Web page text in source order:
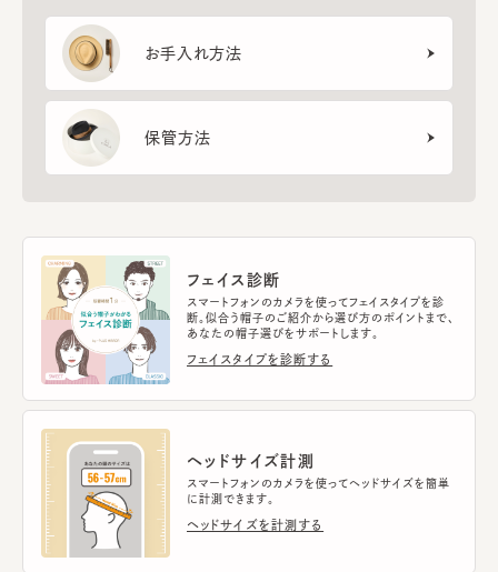
お手入れ方法
保管方法
フェイス診断
スマートフォンのカメラを使ってフェイスタイプを診
断。似合う帽子のご紹介から選び方のポイントまで、
あなたの帽子選びをサポートします。
フェイスタイプを診断する
ヘッドサイズ計測
スマートフォンのカメラを使ってヘッドサイズを簡単
に計測できます。
ヘッドサイズを計測する